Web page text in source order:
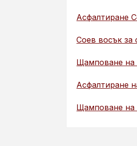
Асфалтиране
Соев восък за
Щамповане на
Асфалтиране
Щамповане на